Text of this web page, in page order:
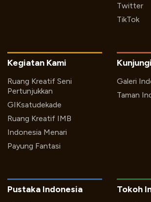
Twitter
TikTok
Kegiatan Kami
Ruang Kreatif Seni
Pertunjukkan
GIKsatudekade
Ruang Kreatif IMB
Indonesia Menari
Payung Fantasi
Galeri
Taman
Pustaka Indonesia Tokoh